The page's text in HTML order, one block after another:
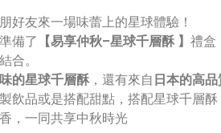
好友來一場味蕾上的星球體驗！
備了 【易享仲秋–星球千層酥 】 禮盒
合。
的星球千層酥，還有來自 日本的高
飲品或是搭配甜點，搭配星球千層酥
，一同共享中秋時光